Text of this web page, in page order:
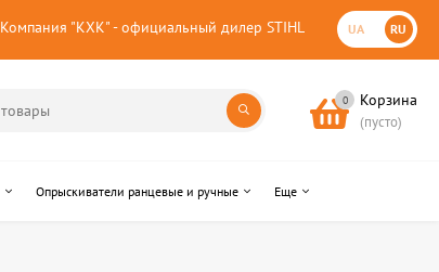
Компания "КХК" - официальный дилер STIHL UA RU
0 Корзина
(пусто)
Опрыскиватели ранцевые и ручные Еще